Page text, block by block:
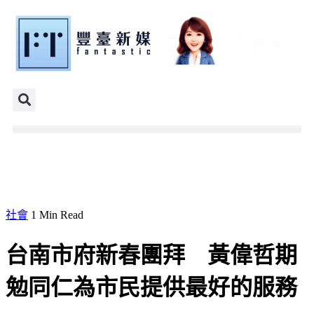
社會 1 Min Read
台南市府新春團拜 黃偉哲期
勉同仁為市民提供最好的服務